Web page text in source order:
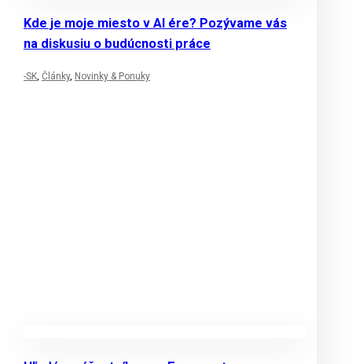
Kde je moje miesto v AI ére? Pozývame vás
na diskusiu o budúcnosti práce
-SK, Články, Novinky & Ponuky